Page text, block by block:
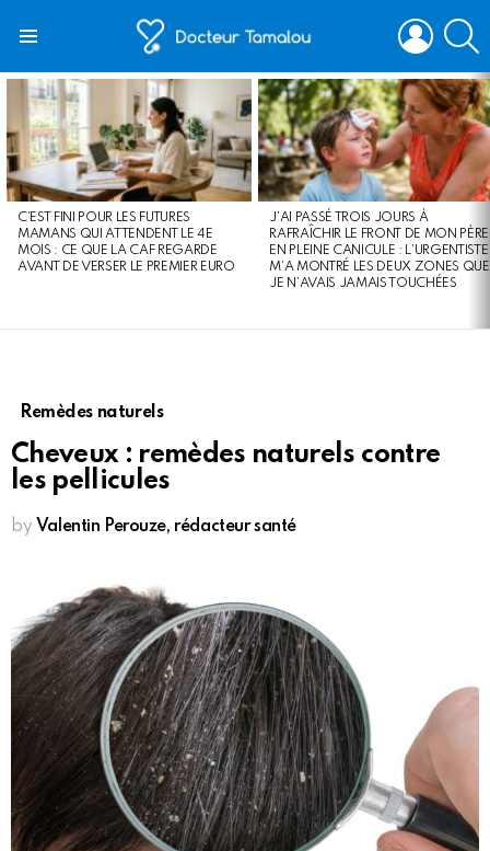
LOGIN
LATEST
STORIES
C’EST FINI POUR LES FUTURES
MAMANS QUI ATTENDENT LE 4E
MOIS : CE QUE LA CAF REGARDE
AVANT DE VERSER LE PREMIER EURO
J’AI PASSÉ TROIS JOURS À
RAFRAÎCHIR LE FRONT DE MON PÈRE
EN PLEINE CANICULE : L’URGENTISTE
M’A MONTRÉ LES DEUX ZONES QUE
JE N’AVAIS JAMAIS TOUCHÉES
Remèdes naturels
Cheveux : remèdes naturels contre
les pellicules
by Valentin Perouze, rédacteur santé